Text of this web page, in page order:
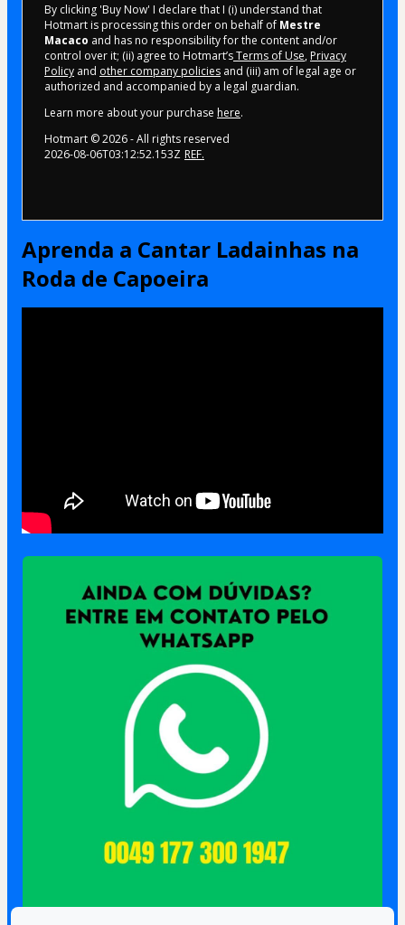
By clicking 'Buy Now' I declare that I (i) understand that
Hotmart is processing this order on behalf of Mestre
Macaco and has no responsibility for the content and/or
control over it; (ii) agree to Hotmart’sTerms of Use, Privacy
Policy and other company policies and (iii) am of legal age or
authorized and accompanied by a legal guardian.
Learn more about your purchase here.
Hotmart ©2026- All rights reserved
2026-08-06T03:12:52.153Z REF.
Aprenda a Cantar Ladainhas na
Roda de Capoeira